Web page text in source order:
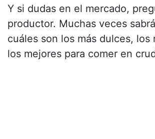
Y si dudas en el mercado,
productor. Muchas veces
cuáles son los más dulces, los
los mejores para comer en